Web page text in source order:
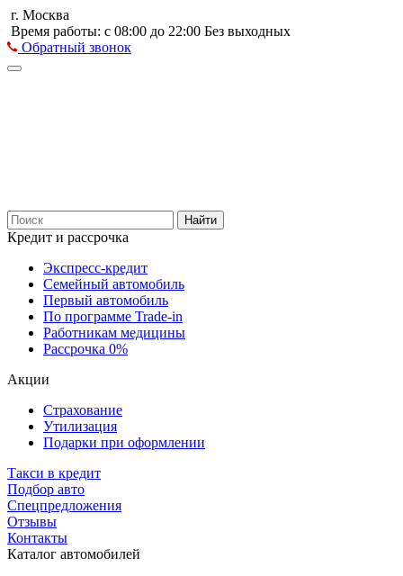
г. Москва
Время работы: с 08:00 до 22:00 Без выходных
Обратный звонок
Найти
Кредит и рассрочка
Экспресс-кредит
Семейный автомобиль
Первый автомобиль
По программе Trade-in
Работникам медицины
Рассрочка 0%
Акции
Страхование
Утилизация
Подарки при оформлении
Такси в кредит
Подбор авто
Спецпредложения
Отзывы
Контакты
Каталог автомобилей